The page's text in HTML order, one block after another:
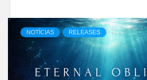
NOTÍCIAS RELEASES